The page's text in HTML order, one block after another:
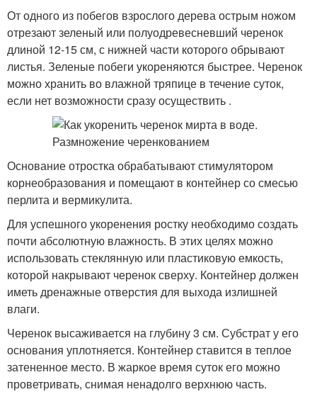
От одного из побегов взрослого дерева острым ножом
отрезают зеленый или полуодревесневший черенок
длиной 12-15 см, с нижней части которого обрывают
листья. Зеленые побеги укореняются быстрее. Черенок
можно хранить во влажной тряпице в течение суток,
если нет возможности сразу осуществить .
Основание отростка обрабатывают стимулятором
корнеобразования и помещают в контейнер со смесью
перлита и вермикулита.
Для успешного укоренения ростку необходимо создать
почти абсолютную влажность. В этих целях можно
использовать стеклянную или пластиковую емкость,
которой накрывают черенок сверху. Контейнер должен
иметь дренажные отверстия для выхода излишней
влаги.
Черенок высаживается на глубину 3 см. Субстрат у его
основания уплотняется. Контейнер ставится в теплое
затененное место. В жаркое время суток его можно
проветривать, снимая ненадолго верхнюю часть.